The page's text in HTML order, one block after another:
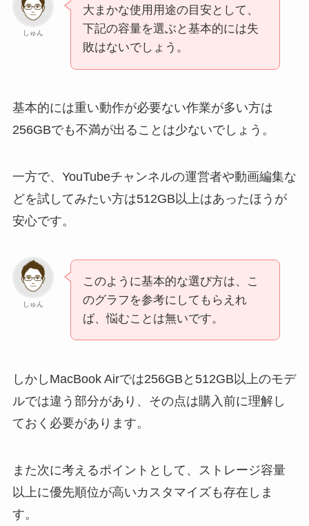
しゅん
大まかな使用用途の目安として、
下記の容量を選ぶと基本的には失
敗はないでしょう。
基本的には重い動作が必要ない作業が多い方は
256GBでも不満が出ることは少ないでしょう。
一方で、YouTubeチャンネルの運営者や動画編集な
どを試してみたい方は512GB以上はあったほうが
安心です。
しゅん
このように基本的な選び方は、こ
のグラフを参考にしてもらえれ
ば、悩むことは無いです。
しかしMacBook Airでは256GBと512GB以上のモデ
ルでは違う部分があり、その点は購入前に理解し
ておく必要があります。
また次に考えるポイントとして、ストレージ容量
以上に優先順位が高いカスタマイズも存在しま
す。